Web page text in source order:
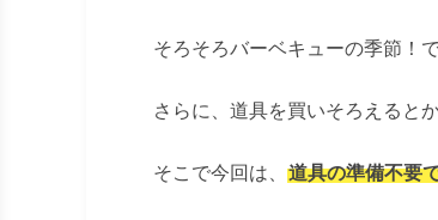
そろそろバーベキューの季節！
さらに、道具を買いそろえると
そこで今回は、 道具の準備不要